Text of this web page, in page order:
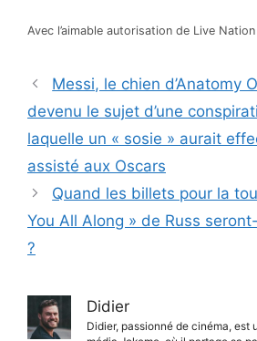
Avec l’aimable autorisation de Live
Messi, le chien d’Anatomy
devenu le sujet d’une
laquelle un « sosie » aurait
assisté aux Oscars
Quand les billets pour la
You All Along » de Russ
?
Didier
Didier, passionné de cinéma, est